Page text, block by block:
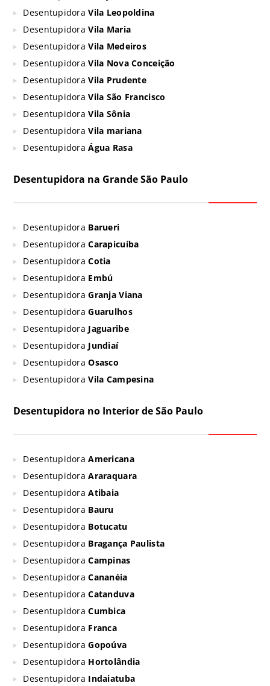
DesentupidoraVila Leopoldina
DesentupidoraVila Maria
DesentupidoraVila Medeiros
DesentupidoraVila Nova Conceição
DesentupidoraVila Prudente
DesentupidoraVila São Francisco
DesentupidoraVila Sônia
DesentupidoraVila mariana
DesentupidoraÁgua Rasa
Desentupidora na Grande São Paulo
Desentupidora Barueri
DesentupidoraCarapicuíba
DesentupidoraCotia
Desentupidora Embú
DesentupidoraGranja Viana
DesentupidoraGuarulhos
Desentupidora Jaguaribe
Desentupidora Jundiaí
DesentupidoraOsasco
DesentupidoraVila Campesina
Desentupidora no Interior de São Paulo
DesentupidoraAmericana
DesentupidoraAraraquara
DesentupidoraAtibaia
Desentupidora Bauru
Desentupidora Botucatu
Desentupidora Bragança Paulista
DesentupidoraCampinas
DesentupidoraCananéia
DesentupidoraCatanduva
DesentupidoraCumbica
Desentupidora Franca
DesentupidoraGopoúva
Desentupidora Hortolândia
Desentupidora Indaiatuba